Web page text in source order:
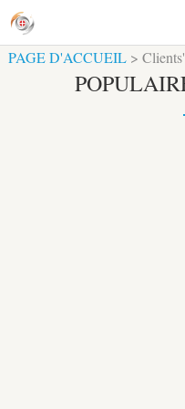
PAGE D'ACCUEIL> Clients'